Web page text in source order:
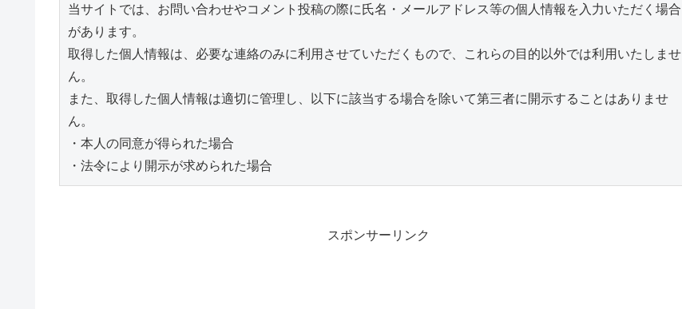
当サイトでは、お問い合わせやコメント投稿の際に氏名・メールアドレス等の個人情報を入力いただく場合
があります。
取得した個人情報は、必要な連絡のみに利用させていただくもので、これらの目的以外では利用いたしませ
ん。
また、取得した個人情報は適切に管理し、以下に該当する場合を除いて第三者に開示することはありませ
ん。
・本人の同意が得られた場合
・法令により開示が求められた場合
スポンサーリンク